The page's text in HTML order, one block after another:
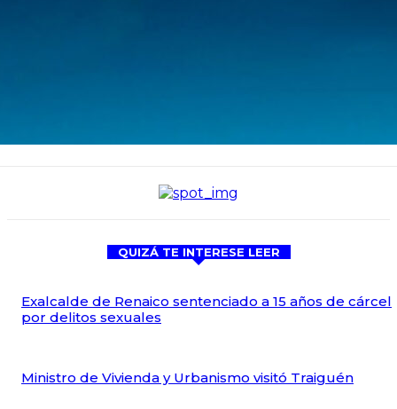
QUIZÁ TE INTERESE LEER
Exalcalde de Renaico sentenciado a 15 años de cárcel
por delitos sexuales
Ministro de Vivienda y Urbanismo visitó Traiguén